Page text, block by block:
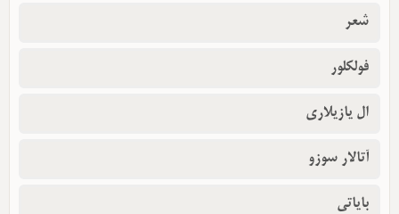
شعر
فولکلور
ال یازیلاری
آتالار سوزو
بایاتی